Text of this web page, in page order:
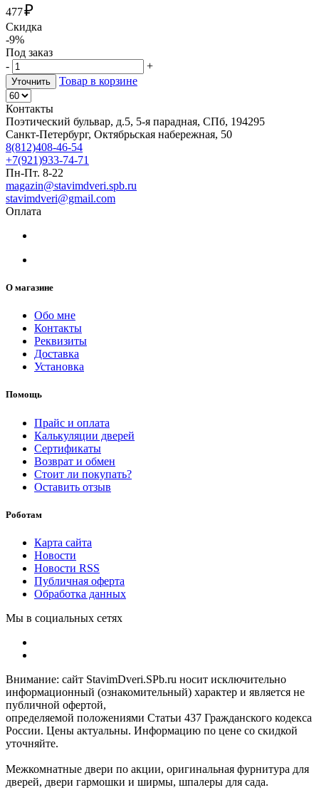
477₽
Скидка
-9%
Под заказ
-
+
Уточнить Товар в корзине
Контакты
Поэтический бульвар, д.5, 5-я парадная, СПб, 194295
Санкт-Петербург, Октябрьская набережная, 50
8(812)408-46-54
+7(921)933-74-71
Пн-Пт. 8-22
magazin@stavimdveri.spb.ru
stavimdveri@gmail.com
Оплата
О магазине
Обо мне
Контакты
Реквизиты
Доставка
Установка
Помощь
Прайс и оплата
Калькуляции дверей
Сертификаты
Возврат и обмен
Стоит ли покупать?
Оставить отзыв
Роботам
Карта сайта
Новости
Новости RSS
Публичная оферта
Обработка данных
Мы в социальных сетях
Внимание: сайт StavimDveri.SPb.ru носит исключительно
информационный (ознакомительный) характер и является не
публичной офертой,
определяемой положениями Статьи 437 Гражданского кодекса
России. Цены актуальны. Информацию по цене со скидкой
уточняйте.
Межкомнатные двери по акции, оригинальная фурнитура для
дверей, двери гармошки и ширмы, шпалеры для сада.